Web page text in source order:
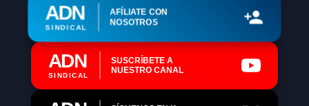
ADN
SINDICAL
AFÍLIATE CON
NOSOTROS
ADN
SINDICAL
SUSCRÍBETE A
NUESTRO CANAL